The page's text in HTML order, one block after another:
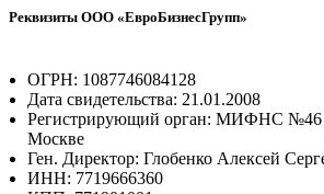
Реквизиты ООО «ЕвроБизнесГрупп»
ОГРН: 1087746084128
Дата свидетельства: 21.01.2008
Регистрирующий орган: МИФНС №46
Москве
Ген. Директор: Глобенко Алексей
ИНН: 7719666360